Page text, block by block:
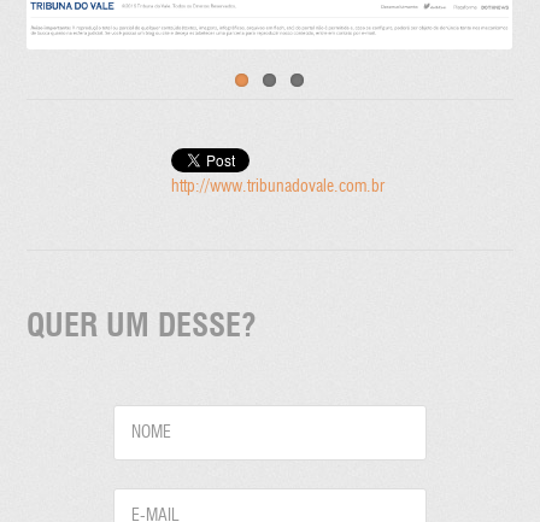
http://www.tribunadovale.com.br
QUER UM DESSE?